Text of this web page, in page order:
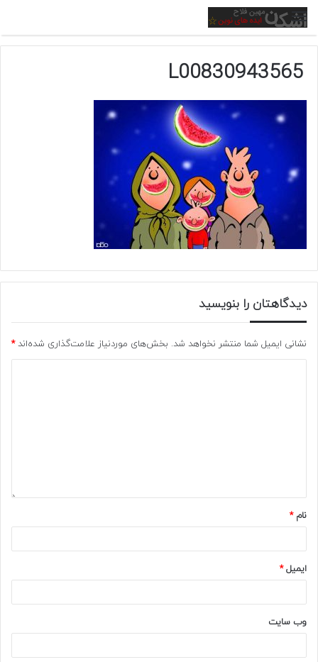
منو
L00830943565
دیدگاهتان را بنویسید
نشانی ایمیل شما منتشر نخواهد شد. بخش‌های موردنیاز علامت‌گذاری شده‌اند*
نام*
ایمیل*
وب‌ سایت